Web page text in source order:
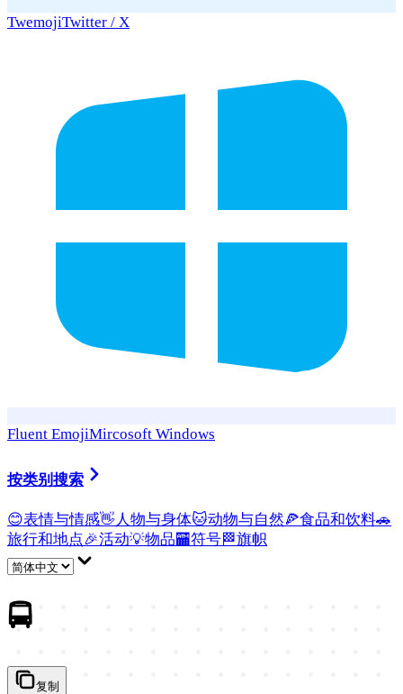
TwemojiTwitter / X
Fluent EmojiMircosoft Windows
按类别搜索
😊表情与情感👋 人物与身体🐱动物与自然🍕食品和饮料🚗
旅行和地点🎉活动💡物品🏧符号🏁旗帜
🚍
复制